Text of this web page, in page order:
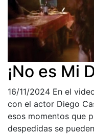
¡No es Mi
16/11/2024 En el
con el actor Diego
esos momentos que
despedidas se